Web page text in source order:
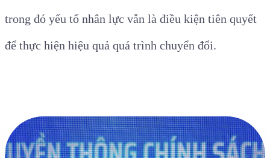
trong đó yếu tố nhân lực vẫn là điều kiện tiên quyết
để thực hiện hiệu quả quá trình chuyển đổi.